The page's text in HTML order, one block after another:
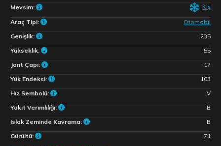
Mevsim: Kış
Araç Tipi:
Otomobil
Genişlik:
235
Yükseklik:
55
Jant Çapı:
17
Yük Endeksi:
103
Hız Sembolü:
V
Yakıt Verimliliği:
B
Islak Zeminde Kavrama:
B
Gürültü:
71